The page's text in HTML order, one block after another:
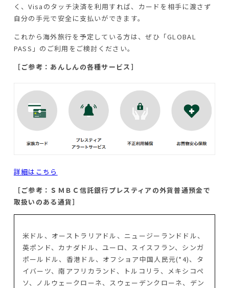
く、Visaのタッチ決済を利用すれば、カードを相手に渡さず
自分の手元で安全に支払いができます。
これから海外旅行を予定している方は、ぜひ「GLOBAL
PASS」のご利用をご検討ください。
［ご参考：あんしんの各種サービス］
詳細はこちら
［ご参考：ＳＭＢＣ信託銀行プレスティアの外貨普通預金で
取扱いのある通貨］
米ドル、オーストラリアドル、ニュージーランドドル、
英ポンド、カナダドル、ユーロ、スイスフラン、シンガ
ポールドル、香港ドル、オフショア中国人民元(*4)、タ
イバーツ、南アフリカランド、トルコリラ、メキシコペ
ソ、ノルウェークローネ、スウェーデンクローネ、デン